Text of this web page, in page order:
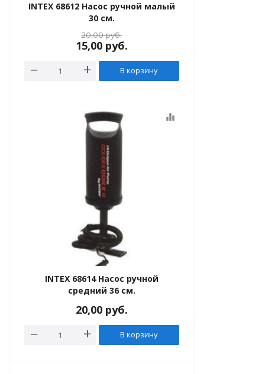
INTEX 68612 Насос ручной малый
30 см.
20,00руб.
15,00 руб.
В корзину
equalizer
INTEX 68614 Насос ручной
средний 36 см.
20,00 руб.
В корзину